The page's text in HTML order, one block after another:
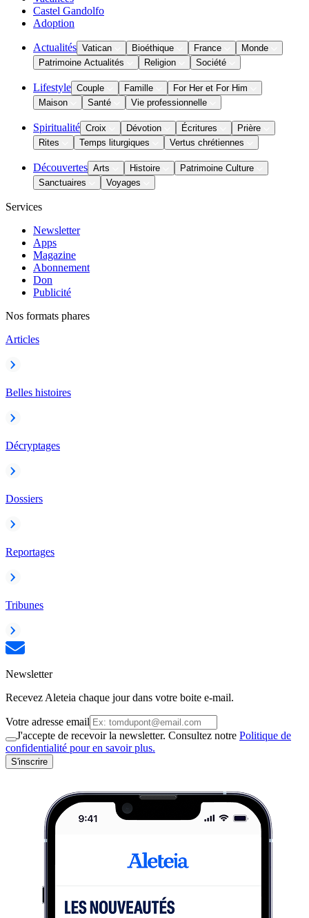
Castel Gandolfo
Adoption
Actualités Vatican Bioéthique France
Monde
Patrimoine Actualités
Religion Société
Lifestyle Couple Famille
For Her et For Him
Maison
Santé Vie professionnelle
Spiritualité Croix Dévotion Écritures
Prière
Rites
Temps liturgiques Vertus chrétiennes
Découvertes Arts Histoire
Patrimoine Culture
Sanctuaires
Voyages
Services
Newsletter
Apps
Magazine
Abonnement
Don
Publicité
Nos formats phares
Articles
Belles histoires
Décryptages
Dossiers
Reportages
Tribunes
Newsletter
Recevez Aleteia chaque jour dans votre boite e-mail.
Votre adresse email
J'accepte de recevoir la newsletter. Consultez notre Politique de
confidentialité pour en savoir plus.
S'inscrire